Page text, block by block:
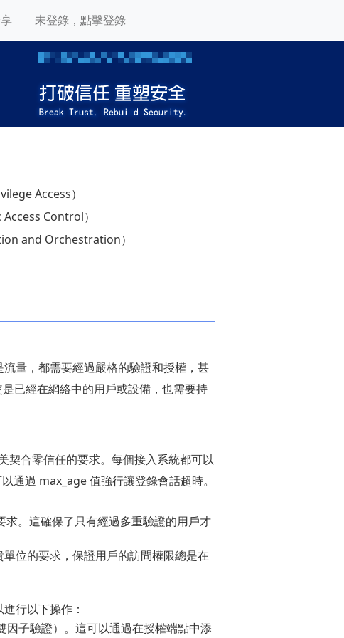
未登錄，點擊登錄
Access）
Control）
and Orchestration）
量，都需要經過嚴格的驗證和授權，甚
已經在網絡中的用戶或設備，也需要持
契合零信任的要求。每個接入系統都可以
過 max_age 值強行讓登錄會話超時。
。這確保了只有經過多重驗證的用戶才
位的要求，保證用戶的訪問權限總是在
行以下操作：
子驗證）。這可以通過在授權端點中添